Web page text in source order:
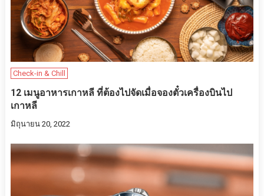
Check-in & Chill
12 เมนูอาหารเกาหลี ที่ต้องไปจัดเมื่อจองตั๋วเครื่องบินไป
เกาหลี
มิถุนายน 20, 2022